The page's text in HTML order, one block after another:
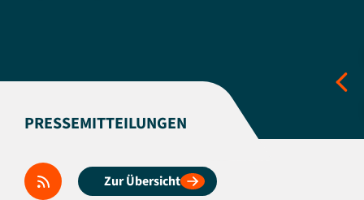
PRESSEMITTEILUNGEN
Zur Übersicht